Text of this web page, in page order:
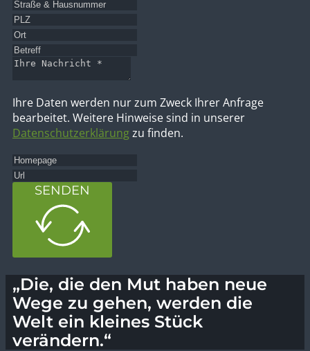
Ihre Daten werden nur zum Zweck Ihrer Anfrage
bearbeitet. Weitere Hinweise sind in unserer
Datenschutzerklärungzu finden.
SENDEN
„Die, die den Mut haben neue
Wege zu gehen, werden die
Welt ein kleines Stück
verändern.“